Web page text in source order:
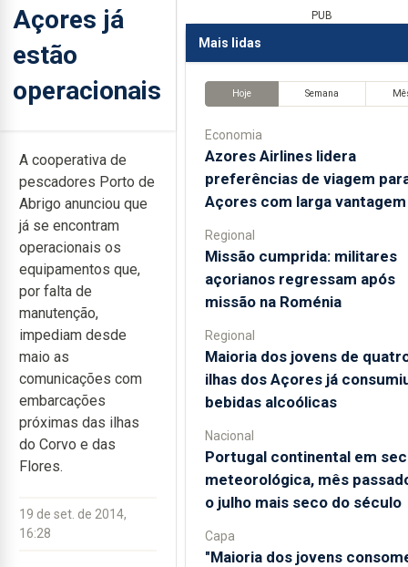
Açores já
estão
operacionais
A cooperativa de
pescadores Porto de
Abrigo anunciou que
já se encontram
operacionais os
equipamentos que,
por falta de
manutenção,
impediam desde
maio as
comunicações com
embarcações
próximas das ilhas
do Corvo e das
Flores.
19 de set. de 2014,
16:28
PUB
Mais lidas
Hoje Semana
Economia
Azores Airlines lidera
preferências de viagem
Açores com larga vantagem
Regional
Missão cumprida: militares
açorianos regressam após
missão na Roménia
Regional
Maioria dos jovens de
ilhas dos Açores já
bebidas alcoólicas
Nacional
Portugal continental em
meteorológica, mês
o julho mais seco do século
Capa
"Maioria dos jovens